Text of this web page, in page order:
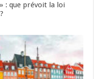
: que prévoit la loi